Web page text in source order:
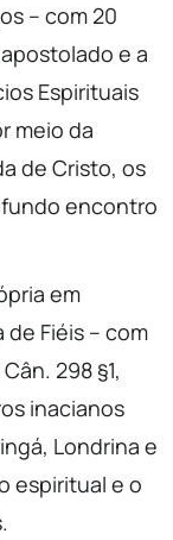
– com 20
e a
Espirituais
meio da
de Cristo, os
encontro
em
de Fiéis – com
298 §1,
inacianos
Londrina e
espiritual e o